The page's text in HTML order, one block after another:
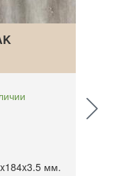
мм.